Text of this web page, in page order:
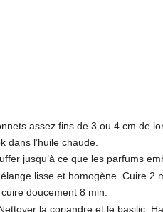
assez fins de 3 ou 4 cm de
dans l’huile chaude.
jusqu’à ce que les parfums
lisse et homogène. Cuire 2
doucement 8 min.
la coriandre et le basilic.